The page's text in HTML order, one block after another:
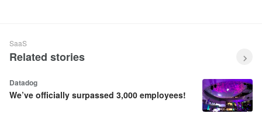
SaaS
Related stories
Datadog
We’ve officially surpassed 3,000 employees!